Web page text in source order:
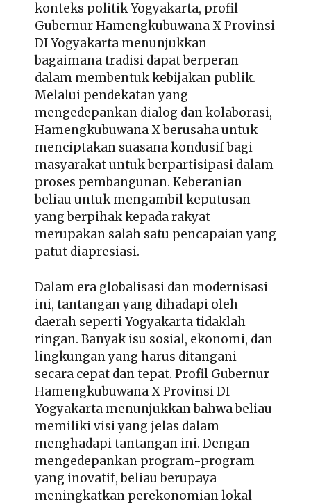
konteks politik Yogyakarta, profil
Gubernur Hamengkubuwana X Provinsi
DI Yogyakarta menunjukkan
bagaimana tradisi dapat berperan
dalam membentuk kebijakan publik.
Melalui pendekatan yang
mengedepankan dialog dan kolaborasi,
Hamengkubuwana X berusaha untuk
menciptakan suasana kondusif bagi
masyarakat untuk berpartisipasi dalam
proses pembangunan. Keberanian
beliau untuk mengambil keputusan
yang berpihak kepada rakyat
merupakan salah satu pencapaian yang
patut diapresiasi.
Dalam era globalisasi dan modernisasi
ini, tantangan yang dihadapi oleh
daerah seperti Yogyakarta tidaklah
ringan. Banyak isu sosial, ekonomi, dan
lingkungan yang harus ditangani
secara cepat dan tepat. Profil Gubernur
Hamengkubuwana X Provinsi DI
Yogyakarta menunjukkan bahwa beliau
memiliki visi yang jelas dalam
menghadapi tantangan ini. Dengan
mengedepankan program-program
yang inovatif, beliau berupaya
meningkatkan perekonomian lokal